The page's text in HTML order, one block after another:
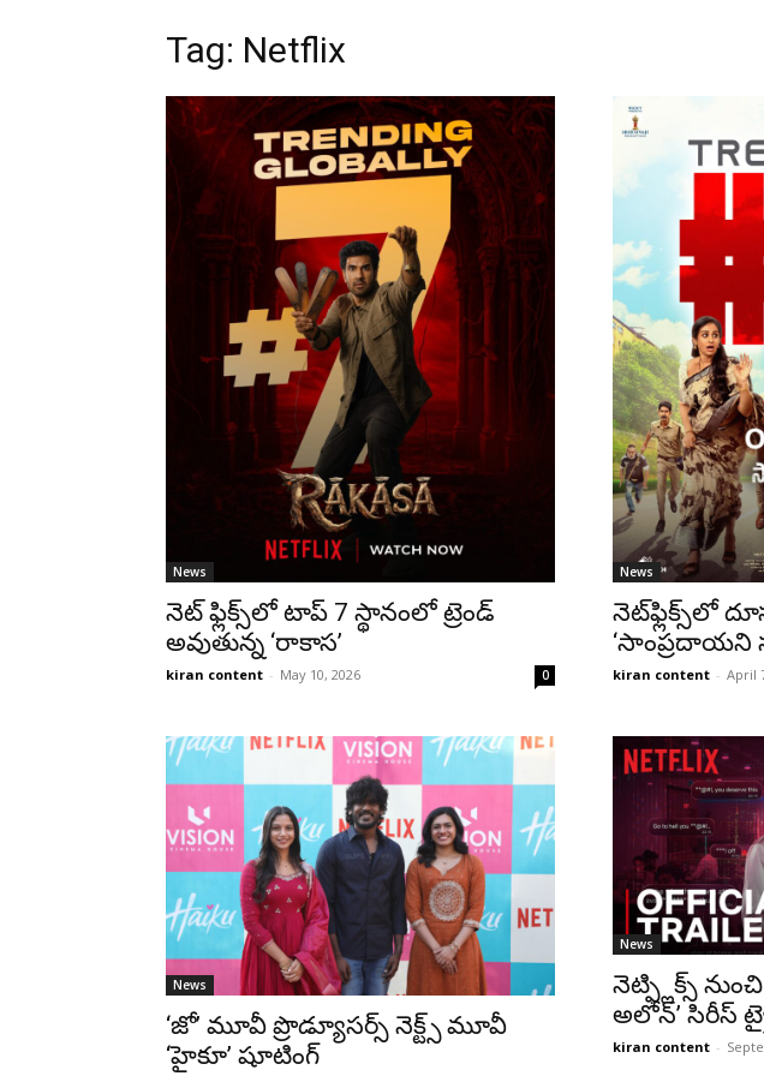
Tag: Netflix
News
నెట్ ఫ్లిక్స్‌లో టాప్ 7 స్థానంలో ట్రెండ్
అవుతున్న ‘రాకాస’
kiran content - May 10, 2026 0
News
నెట్‌ఫ్లిక్స్‌లో
‘సాంప్రదాయని
kiran content - April
News
‘జో’ మూవీ ప్రొడ్యూస‌ర్స్ నెక్ట్స్ మూవీ
‘హైకూ’ షూటింగ్
News
నెట్ఫ్లిక్స్
అలోన్’ సిరీస్
kiran content -